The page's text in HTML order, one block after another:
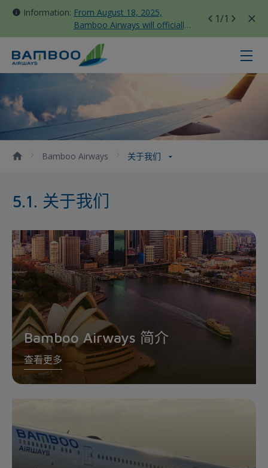
Information: From August 18, 2025,
Bamboo Airways will officially
move all domestic flights to
Tan Son Nhat Terminal T3
1/1
关于我们 - Bamboo Airways
Bamboo Airways 关于我们
5.1. 关于我们
Bamboo Airways 简介
查看更多